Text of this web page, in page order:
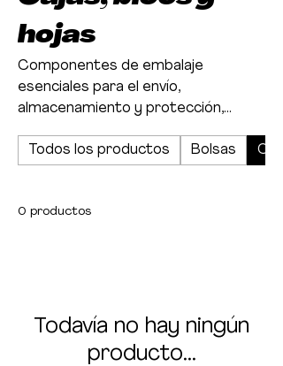
hojas
Componentes de embalaje
esenciales para el envío,
almacenamiento y protección,
amortiguar y soportar cualquier
Todos los productos Bolsas
0 productos
Todavía no hay ningún
producto...